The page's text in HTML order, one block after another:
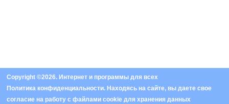
Copyright ©2026. Интернет и программы для всех
Политика конфиденциальности. Находясь на сайте, вы даете свое
согласие на работу сфайлами cookie для хранения данных